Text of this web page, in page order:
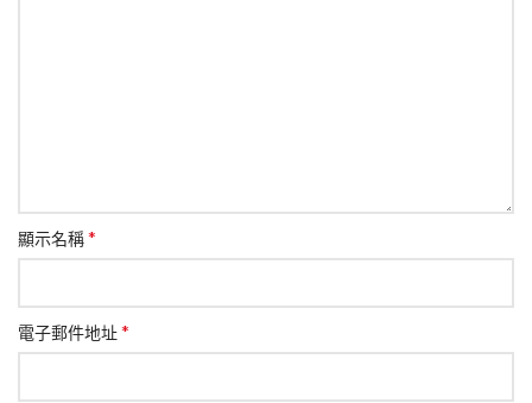
顯示名稱*
電子郵件地址*